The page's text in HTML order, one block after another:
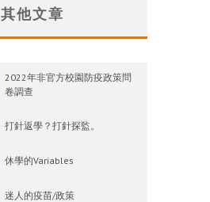
其他文章
2022年非官方校園防疫政策問
卷調查
打針返學？打針探監。
休學的Variables
迷人的疫苗/政策